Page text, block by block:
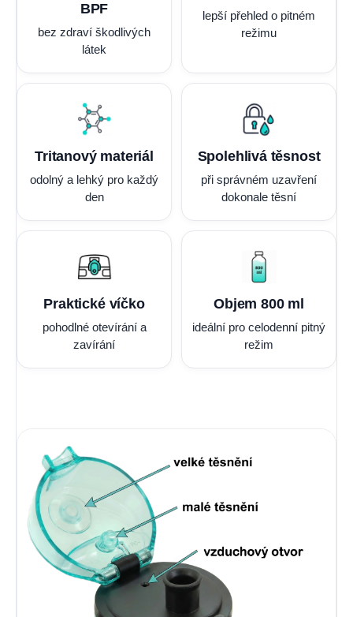
BPF
bez zdraví škodlivých
látek
lepší přehled o pitném
režimu
Tritanový materiál
odolný a lehký pro každý
den
Spolehlivá těsnost
při správném uzavření
dokonale těsní
Praktické víčko
pohodlné otevírání a
zavírání
Objem 800 ml
ideální pro celodenní pitný
režim